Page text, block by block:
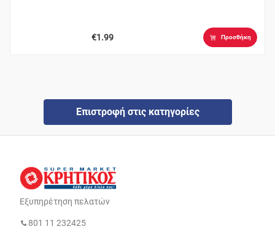
€1.99 Προσθήκη
Επιστροφή στις κατηγορίες
Εξυπηρέτηση πελατών
801 11 232425